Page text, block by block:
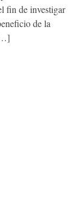
fin de investigar
de la